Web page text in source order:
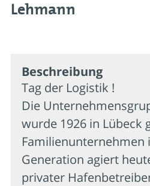
Lehmann
Beschrei­bung
Tag der Logistik !
Die
wurde 1926 in Lübeck
Familienunternehmen
Generation agiert
privater